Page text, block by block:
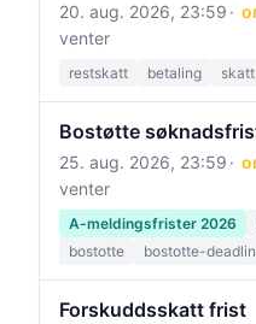
20. aug. 2026, 23:59
venter
restskatt betaling skatt
Bostøtte
25. aug. 2026, 23:59
venter
A-meldingsfrister 2026
bostotte
bostotte-
Forskuddsskatt frist